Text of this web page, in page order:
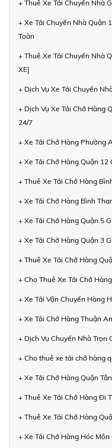
+ Thuê Xe Tải Chuyển Nhà
+ Xe Tải Chuyển Nhà Quận
Toàn
+ Thuê Xe Tải Chuyển Nhà
XE]
+ Dịch Vụ Xe Tải Chuyển
+ Dịch Vụ Xe Tải Chở Hàng
24/7
+ Xe Tải Chở Hàng Phường
+ Xe Tải Chở Hàng Quận 12
+ Thuê Xe Tải Chở Hàng
+ Xe Tải Chở Hàng Bình
+ Xe Tải Chở Hàng Quận 5
+ Xe Tải Chở Hàng Quận 3
+ Thuê Xe Tải Chở Hàng
+ Cho Thuê Xe Tải Chở
+ Xe Tải Vận Chuyển Hàng
+ Xe Tải Chở Hàng Thuận
+ Dịch Vụ Chuyển Nhà Trọn
+ Cho thuê xe tải chở hàng
+ Xe Tải Chở Hàng Quận
+ Thuê Xe Tải Chở Hàng Đi
+ Thuê Xe Tải Chở Hàng
+ Xe Tải Chở Hàng Hóc